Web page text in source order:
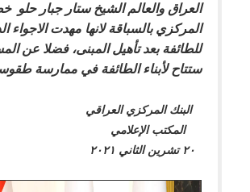
العراق والعالم الشيخ ستار جبار حلو
المركزي بالسباقة لانها مهدت الاجواء
للطائفة بعد تأهيل المبنى، فضلا عن
ستتاح لأبناء الطائفة في ممارسة
البنك المركزي العراقي
المكتب الإعلامي